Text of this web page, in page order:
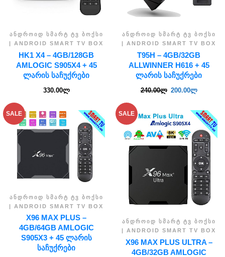
ᲐᲜᲓᲠᲝᲘᲓ ᲡᲛᲐᲠᲢ ᲢᲕ ᲑᲝᲥᲡᲘ
| ANDROID SMART TV BOX
HK1 X4 – 4GB/128GB
AMLOGIC S905X4 + 45
ᲚᲐᲠᲘᲡ ᲡᲐᲩᲣᲥᲠᲔᲑᲘ
330.00ლ
ᲐᲜᲓᲠᲝᲘᲓ ᲡᲛᲐᲠᲢ ᲢᲕ ᲑᲝᲥᲡᲘ
| ANDROID SMART TV BOX
T95H – 4GB/32GB
ALLWINNER H616 + 45
ᲚᲐᲠᲘᲡ ᲡᲐᲩᲣᲥᲠᲔᲑᲘ
240.00ლ 200.00ლ
SALE
ᲐᲜᲓᲠᲝᲘᲓ ᲡᲛᲐᲠᲢ ᲢᲕ ᲑᲝᲥᲡᲘ
| ANDROID SMART TV BOX
X96 MAX PLUS –
4GB/64GB AMLOGIC
S905X3 + 45 ᲚᲐᲠᲘᲡ
ᲡᲐᲩᲣᲥᲠᲔᲑᲘ
SALE
ᲐᲜᲓᲠᲝᲘᲓ ᲡᲛᲐᲠᲢ ᲢᲕ ᲑᲝᲥᲡᲘ
| ANDROID SMART TV BOX
X96 MAX PLUS ULTRA –
4GB/32GB AMLOGIC